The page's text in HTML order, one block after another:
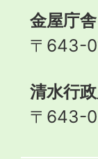
金屋庁舎
〒643-
清水行
〒643-